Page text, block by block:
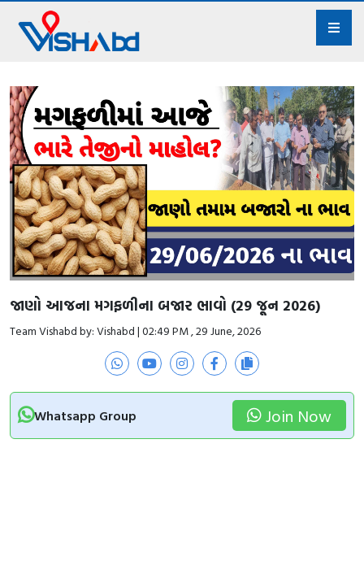
જાણો આજના મગફળીના બજાર ભાવો (29 જૂન 2026)
Team Vishabd by: Vishabd | 02:49 PM , 29 June, 2026
Whatsapp Group Join Now